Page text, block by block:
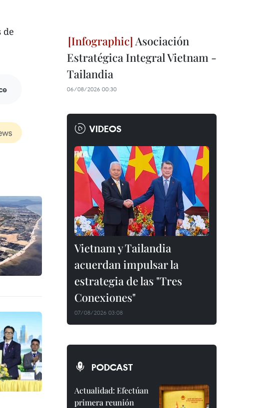
de
Asociación
Estratégica Integral Vietnam -
Tailandia
06/08/2026 00:30
VIDEOS
Vietnam y Tailandia
acuerdan impulsar la
estrategia de las "Tres
Conexiones"
07/08/2026 03:08
PODCAST
Actualidad: Efectúan
primera reunión